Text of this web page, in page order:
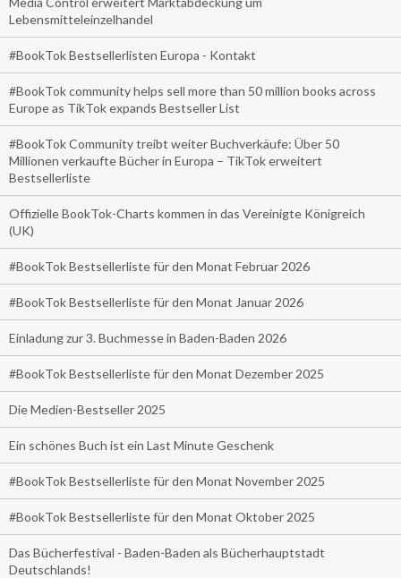
Lebensmitteleinzelhandel
#BookTok Bestsellerlisten Europa - Kontakt
#BookTok community helps sell more than 50 million books across
Europe as TikTok expands Bestseller List
#BookTok Community treibt weiter Buchverkäufe: Über 50
Millionen verkaufte Bücher in Europa – TikTok erweitert
Bestsellerliste
Offizielle BookTok-Charts kommen in das Vereinigte Königreich
(UK)
#BookTok Bestsellerliste für den Monat Februar 2026
#BookTok Bestsellerliste für den Monat Januar 2026
Einladung zur 3. Buchmesse in Baden-Baden 2026
#BookTok Bestsellerliste für den Monat Dezember 2025
Die Medien-Bestseller 2025
Ein schönes Buch ist ein Last Minute Geschenk
#BookTok Bestsellerliste für den Monat November 2025
#BookTok Bestsellerliste für den Monat Oktober 2025
Das Bücherfestival - Baden-Baden als Bücherhauptstadt
Deutschlands!